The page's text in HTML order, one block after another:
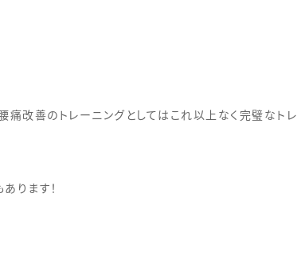
痛改善のトレーニングとしてはこれ以上なく完璧なトレ
ります！